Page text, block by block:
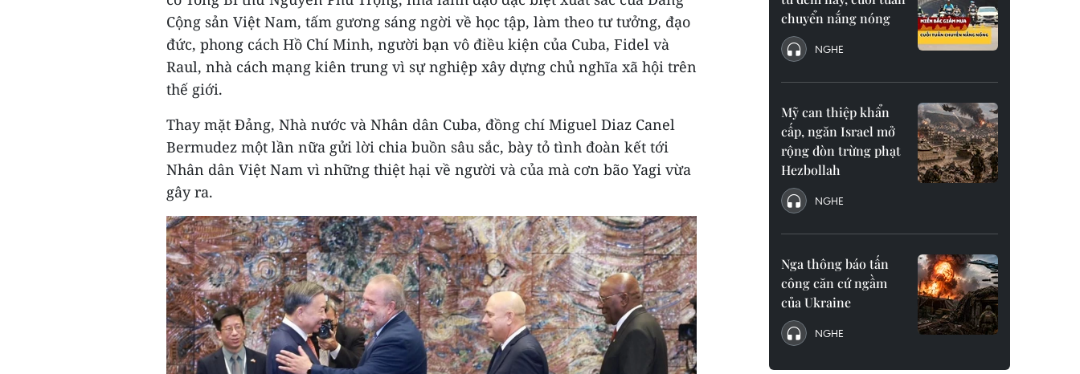
Cộng sản Việt Nam, tấm gương sáng ngời về học tập, làm theo tư tưởng, đạo
đức, phong cách Hồ Chí Minh, người bạn vô điều kiện của Cuba, Fidel và
Raul, nhà cách mạng kiên trung vì sự nghiệp xây dựng chủ nghĩa xã hội trên
thế giới.
Thay mặt Đảng, Nhà nước và Nhân dân Cuba, đồng chí Miguel Diaz Canel
Bermudez một lần nữa gửi lời chia buồn sâu sắc, bày tỏ tình đoàn kết tới
Nhân dân Việt Nam vì những thiệt hại về người và của mà cơn bão Yagi vừa
gây ra.
chuyển nắng nóng
NGHE
Mỹ can thiệp khẩn
cấp, ngăn Israel mở
rộng đòn trừng phạt
Hezbollah
NGHE
Nga thông báo tấn
công căn cứ ngầm
của Ukraine
NGHE